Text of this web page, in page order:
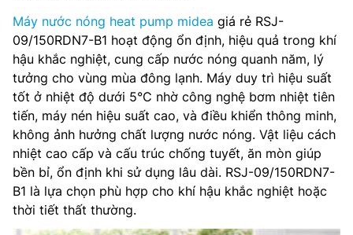
Máy nước nóng heat pump midea giá rẻ RSJ-
09/150RDN7-B1 hoạt động ổn định, hiệu quả trong khí
hậu khắc nghiệt, cung cấp nước nóng quanh năm, lý
tưởng cho vùng mùa đông lạnh. Máy duy trì hiệu suất
tốt ở nhiệt độ dưới 5°C nhờ công nghệ bơm nhiệt tiên
tiến, máy nén hiệu suất cao, và điều khiển thông minh,
không ảnh hưởng chất lượng nước nóng. Vật liệu cách
nhiệt cao cấp và cấu trúc chống tuyết, ăn mòn giúp
bền bỉ, ổn định khi sử dụng lâu dài. RSJ-09/150RDN7-
B1 là lựa chọn phù hợp cho khí hậu khắc nghiệt hoặc
thời tiết thất thường.